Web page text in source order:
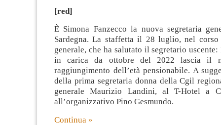
[red]
È Simona Fanzecco la nuova segretaria
Sardegna. La staffetta il 28 luglio, nel corso
generale, che ha salutato il segretario uscente:
in carica da ottobre del 2022 lascia il
raggiungimento dell’età pensionabile. A
della prima segretaria donna della Cgil
generale Maurizio Landini, al T-Hotel a
all’organizzativo Pino Gesmundo.
Continua »